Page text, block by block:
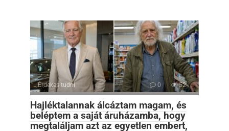
Érdekes tudni 0 52
Hajléktalannak álcáztam magam, és
beléptem a saját áruházamba, hogy
megtaláljam azt az egyetlen embert,